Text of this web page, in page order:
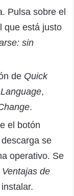
Pulsa sobre el
que está justo
sin
de Quick
,
.
el botón
se
operativo. Se
de